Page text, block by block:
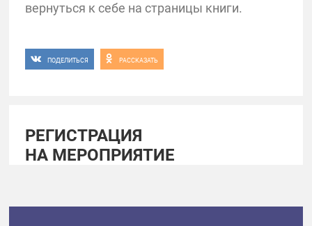
вернуться к себе на страницы книги.
ПОДЕЛИТЬСЯ РАССКАЗАТЬ
РЕГИСТРАЦИЯ
НА МЕРОПРИЯТИЕ